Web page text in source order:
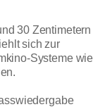
30 Zentimetern
sich zur
Systeme wie